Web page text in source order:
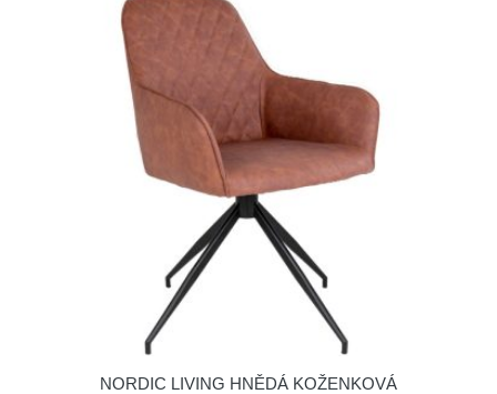
NORDIC LIVING HNĚDÁ KOŽENKOVÁ